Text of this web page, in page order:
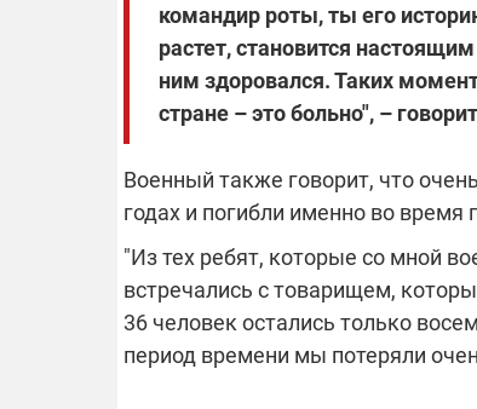
командир роты, ты его
растет, становится
ним здоровался. Таких
стране – это больно", –
Военный также говорит, что
годах и погибли именно во
"Из тех ребят, которые со мной
встречались с товарищем,
36 человек остались только
период времени мы потеряли